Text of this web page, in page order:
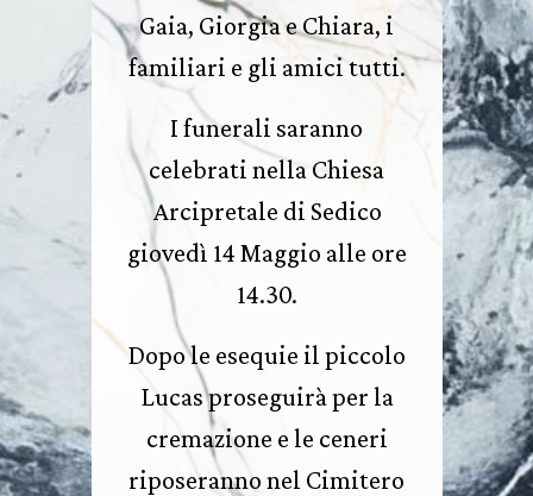
Gaia, Giorgia e Chiara, i
familiari e gli amici tutti.
I funerali saranno
celebrati nella Chiesa
Arcipretale di Sedico
giovedì 14 Maggio alle ore
14.30.
Dopo le esequie il piccolo
Lucas proseguirà per la
cremazione e le ceneri
riposeranno nel Cimitero